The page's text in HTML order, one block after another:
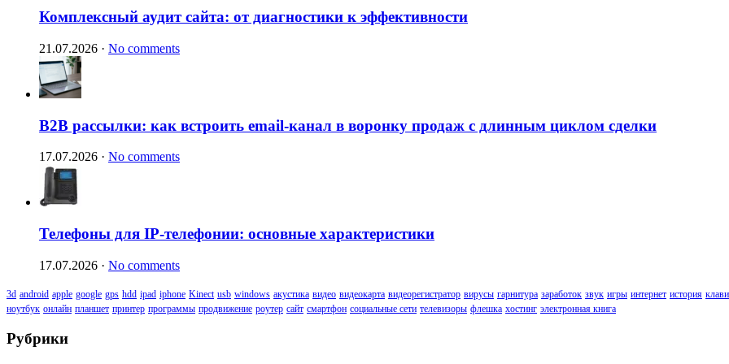
Комплексный аудит сайта: от диагностики к эффективности
21.07.2026 · No comments
B2B рассылки: как встроить email-канал в воронку продаж с длинным циклом сделки
17.07.2026 · No comments
Телефоны для IP-телефонии: основные характеристики
17.07.2026 · No comments
3d android apple google gps hdd ipad iphone Kinect usb windows акустика видео видеокарта видеорегистратор вирусы гарнитура заработок звук игры интернет история
ноутбук онлайн планшет принтер программы продвижение роутер сайт смартфон социальные сети телевизоры флешка хостинг электронная книга
Рубрики